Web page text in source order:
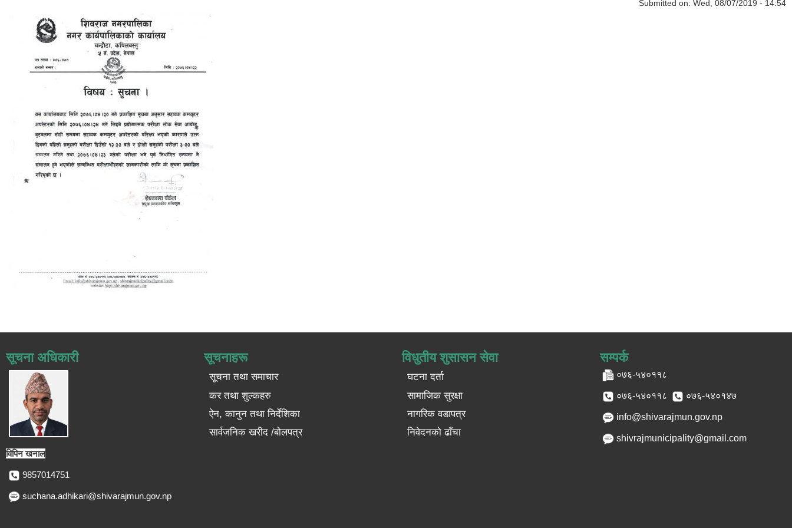
Submitted on: Wed, 08/07/2019 - 14:54
सूचना अधिकारी
विपिन खनाल
9857014751
suchana.adhikari@shivarajmun.gov.np
सूचनाहरू
सूचना तथा समाचार
कर तथा शुल्कहरु
ऐन, कानुन तथा निर्देशिका
सार्वजनिक खरीद /बोलपत्र
विधुतीय शुसासन सेवा
घटना दर्ता
सामाजिक सुरक्षा
नागरिक वडापत्र
निवेदनको ढाँचा
सम्पर्क
०७६-५४०११८
०७६-५४०११८ ०७६-५४०१४७
info@shivarajmun.gov.np
shivrajmunicipality@gmail.com